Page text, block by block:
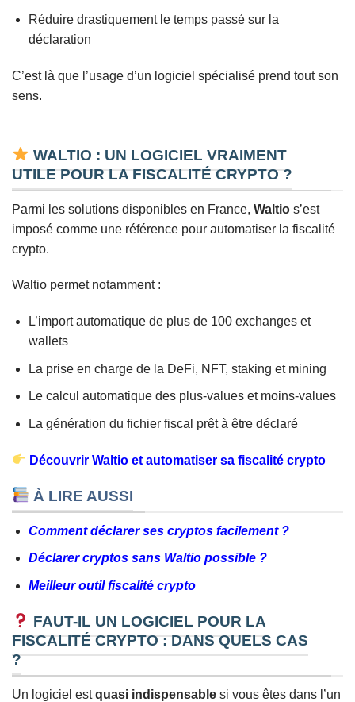
Réduire drastiquement le temps passé sur la
déclaration
C’est là que l’usage d’un logiciel spécialisé prend tout son
sens.
WALTIO : UN LOGICIEL VRAIMENT
UTILE POUR LA FISCALITÉ CRYPTO ?
Parmi les solutions disponibles en France, Waltio s’est
imposé comme une référence pour automatiser la fiscalité
crypto.
Waltio permet notamment :
L’import automatique de plus de 100 exchanges et
wallets
La prise en charge de la DeFi, NFT, staking et mining
Le calcul automatique des plus-values et moins-values
La génération du fichier fiscal prêt à être déclaré
Découvrir Waltio et automatiser sa fiscalité crypto
À LIRE AUSSI
Comment déclarer ses cryptos facilement ?
Déclarer cryptos sans Waltio possible ?
Meilleur outil fiscalité crypto
FAUT-IL UN LOGICIEL POUR LA
FISCALITÉ CRYPTO : DANS QUELS CAS
?
Un logiciel estquasi indispensable si vous êtes dans l’un